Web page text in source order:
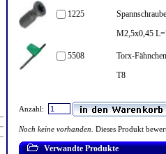
1225 Spannschraube
M2,5x0,45
5508 Torx-
T8
Anzahl:
Noch keine vorhanden. Dieses Produkt
Verwandte Produkte